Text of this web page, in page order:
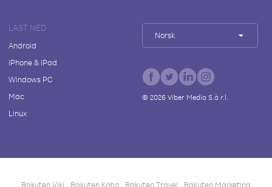
LAST NED
Android
iPhone & iPad
Windows PC
Mac
Linux
Norsk
© 2026Viber Media S.à r.l.
Rakuten Viki Rakuten Kobo Rakuten Travel Rakuten Marketing